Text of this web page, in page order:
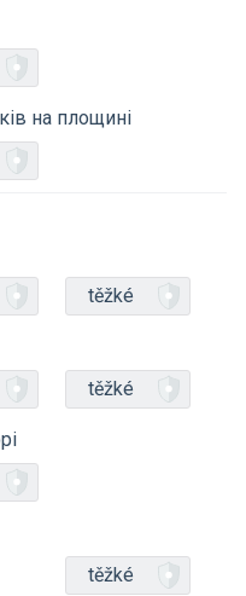
на площині
těžké
těžké
těžké